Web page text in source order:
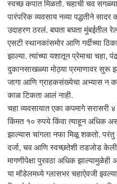
स्वच्छ कपात मिळतो. चहाची चव
पारंपरिक व्यवसाय नव्या पद्धतीने
उदाहरण ठरलं. बघता बघता मुंबईतील
एसटी स्थानकांसमोर आणि गर्दीच्या
झाल्या. त्यांच्या यशातून प्रेमाचा चहा,
दुकानसाखळ्या मोठ्या प्रमाणावर सुरू
जागा आणि ग्राहकसंख्येचा अभ्यास न
काळ टिकता आलं नाही.
चहा व्यवसायात एका कपमागे सरासरी
किंमत १० रुपये किंवा त्याहून अधिक
झाल्यास चांगला नफा मिळू शकतो. परंतु
दर्जा, चव आणि स्वच्छतेशी तडजोड केली
मागणीपेक्षा पुरवठा अधिक
या मॉडेलमध्ये ग्लासभर चहाऐवजी